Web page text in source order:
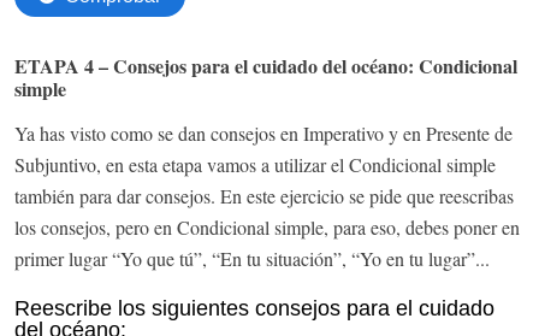
ETAPA 4 – Consejos para el cuidado del océano: Condicional
simple
Ya has visto como se dan consejos en Imperativo y en Presente de
Subjuntivo, en esta etapa vamos a utilizar el Condicional simple
también para dar consejos. En este ejercicio se pide que reescribas
los consejos, pero en Condicional simple, para eso, debes poner en
primer lugar “Yo que tú”, “En tu situación”, “Yo en tu lugar”...